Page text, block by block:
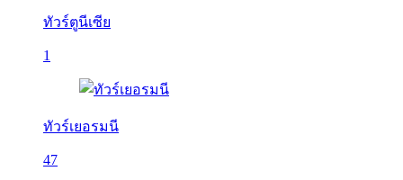
ทัวร์ตูนีเซีย
1
ทัวร์เยอรมนี
47